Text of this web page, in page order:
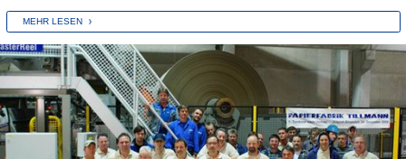
MEHR LESEN